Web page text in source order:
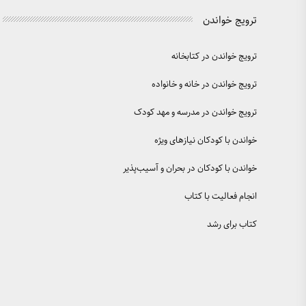
ترویج خواندن
ترویج خواندن در کتابخانه
ترویج خواندن در خانه و خانواده
ترویج خواندن در مدرسه و مهد کودک
خواندن با کودکان نیازهای ویژه
خواندن با کودکان در بحران و آسیب‌پذیر
انجام فعالیت با کتاب
کتاب برای رشد